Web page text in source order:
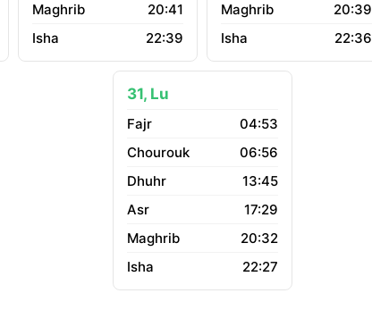
20:41
22:39
20:39
22:36
31, Lu
04:53
06:56
13:45
17:29
20:32
22:27